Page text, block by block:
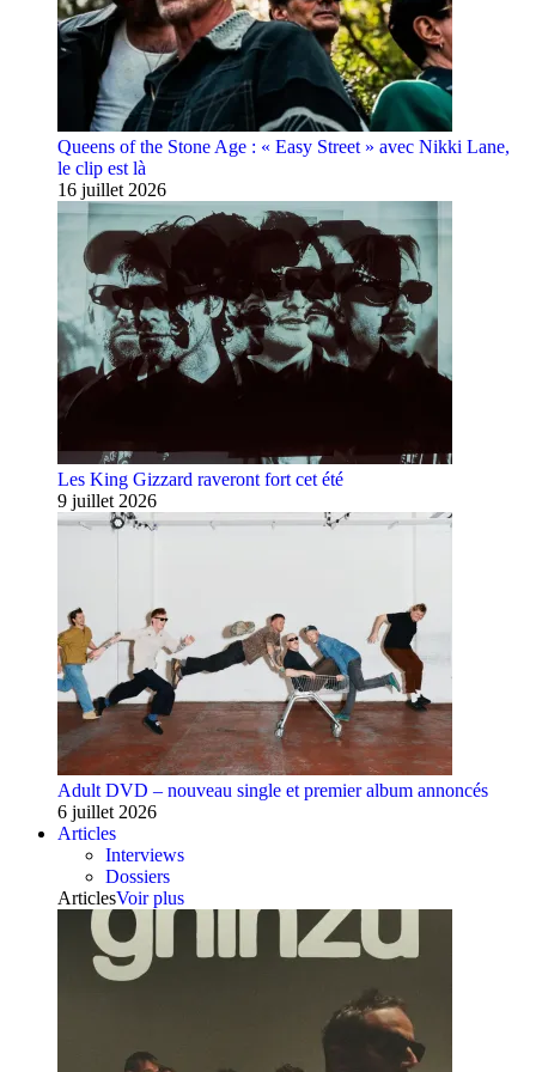
Queens of the Stone Age : « Easy Street » avec Nikki Lane,
le clip est là
16 juillet 2026
Les King Gizzard raveront fort cet été
9 juillet 2026
Adult DVD – nouveau single et premier album annoncés
6 juillet 2026
Articles
Interviews
Dossiers
ArticlesVoir plus